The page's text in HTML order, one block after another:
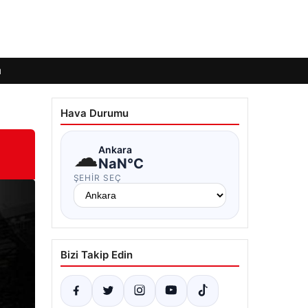
Hava Durumu
☁Ankara
NaN°C
ŞEHIR SEÇ
Bizi Takip Edin